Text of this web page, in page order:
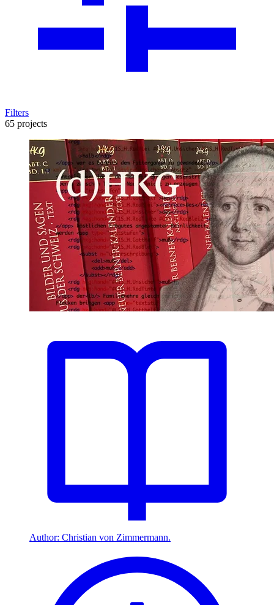
Filters
65 projects
Author: Christian von Zimmermann.